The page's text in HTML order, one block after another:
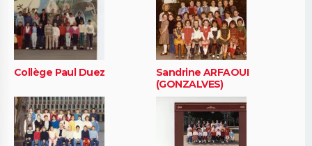
Collège Paul Duez
Sandrine ARFAOUI
(GONZALVES)